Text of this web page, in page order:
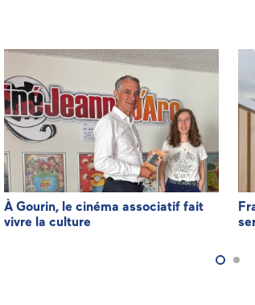
À Gourin, le cinéma associatif fait
vivre la culture